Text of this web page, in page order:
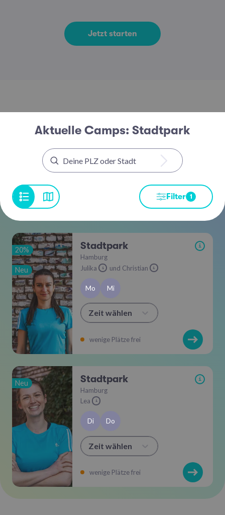
Jetzt starten
Aktuelle Camps: Stadtpark
Filter 1
20%
Neu
Stadtpark i
Hamburg
Julika
i und Christian i
Mo Mi
Zeit wählen
wenige Plätze frei
Neu Stadtpark i
Hamburg
Lea
i
Di Do
Zeit wählen
wenige Plätze frei